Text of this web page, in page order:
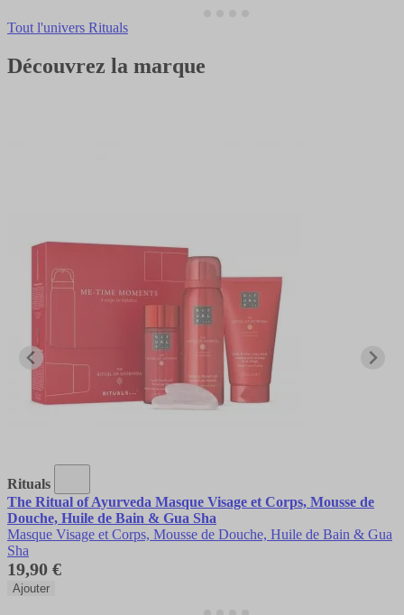
Tout l'univers Rituals
Découvrez la marque
Rituals
The Ritual of Ayurveda Masque Visage et Corps, Mousse de
Douche, Huile de Bain & Gua Sha
Masque Visage et Corps, Mousse de Douche, Huile de Bain & Gua
Sha
19,90 €
Ajouter